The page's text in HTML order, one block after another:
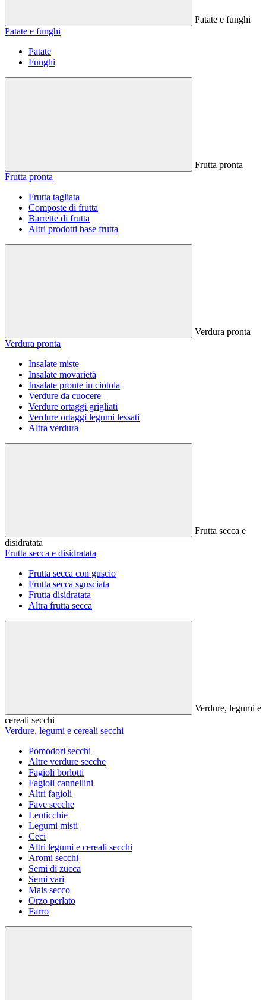
Patate e funghi
Patate e funghi
Patate
Funghi
Frutta pronta
Frutta pronta
Frutta tagliata
Composte di frutta
Barrette di frutta
Altri prodotti base frutta
Verdura pronta
Verdura pronta
Insalate miste
Insalate movarietà
Insalate pronte in ciotola
Verdure da cuocere
Verdure ortaggi grigliati
Verdure ortaggi legumi lessati
Altra verdura
Frutta secca e
disidratata
Frutta secca e disidratata
Frutta secca con guscio
Frutta secca sgusciata
Frutta disidratata
Altra frutta secca
Verdure, legumi e
cereali secchi
Verdure, legumi e cereali secchi
Pomodori secchi
Altre verdure secche
Fagioli borlotti
Fagioli cannellini
Altri fagioli
Fave secche
Lenticchie
Legumi misti
Ceci
Altri legumi e cereali secchi
Aromi secchi
Semi di zucca
Semi vari
Mais secco
Orzo perlato
Farro